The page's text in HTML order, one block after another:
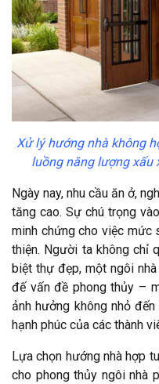
Xử lý hướng nhà không
luồng năng lượng xấu
Ngày nay, nhu cầu ăn ở,
tăng cao. Sự chú trọng
minh chứng cho việc mức
thiện. Người ta không chỉ
biệt thự đẹp, một ngôi
đế vấn đề phong thủy –
ảnh hưởng không nhỏ
hạnh phúc của các thành
Lựa chọn hướng nhà hợp
cho phong thủy ngôi nhà